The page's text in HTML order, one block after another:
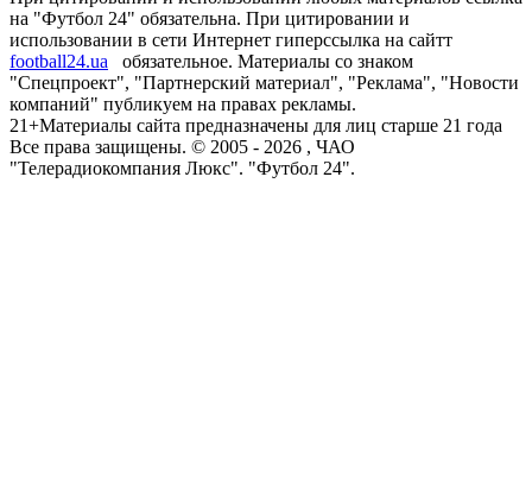
на "Футбол 24" обязательна. При цитировании и
использовании в сети Интернет гиперссылка на сайтт
football24.ua
обязательное. Материалы со знаком
"Спецпроект", "Партнерский материал", "Реклама", "Новости
компаний" публикуем на правах рекламы.
21+Материалы сайта предназначены для лиц старше 21 года
Все права защищены. © 2005 - 2026 , ЧАО
"Телерадиокомпания Люкс". "Футбол 24".